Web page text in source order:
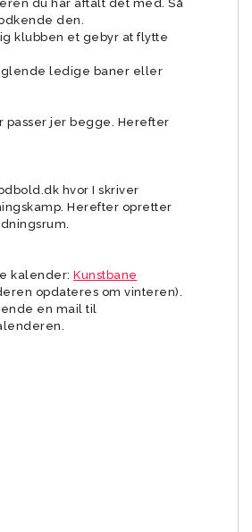
Store Bededags Cup 2023
Talent (14)
(17-18)
for
du har aftalt det med. Så
den.
klubben et gebyr at flytte
ledige baner eller
passer jer begge. Herefter
hvor I skriver
Herefter opretter
kalender: Kunstbane
opdateres om vinteren).
en mail til